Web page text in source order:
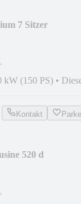
7 Sitzer
kW (150 PS) •
Kontakt
520 d